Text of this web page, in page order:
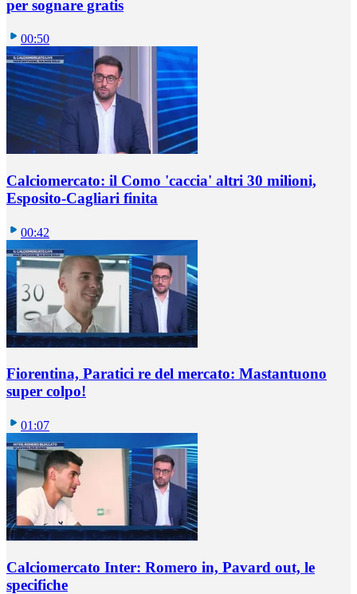
per sognare gratis
00:50
Calciomercato: il Como 'caccia' altri 30 milioni,
Esposito-Cagliari finita
00:42
Fiorentina, Paratici re del mercato: Mastantuono
super colpo!
01:07
Calciomercato Inter: Romero in, Pavard out, le
specifiche